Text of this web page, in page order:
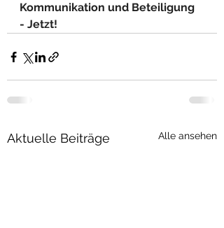
Kommunikation und Beteiligung
- Jetzt!
Aktuelle Beiträge Alle ansehen